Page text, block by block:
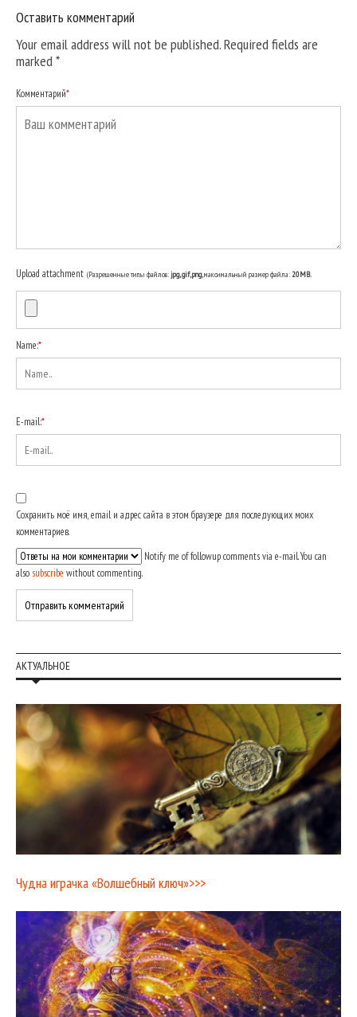
Оставить комментарий
Your email address will not be published. Required fields are
marked*
Комментарий*
Upload attachment (Разрешенные типы файлов:jpg, gif, png, максимальный размер файла:20MB.
Name:*
E-mail:*
Сохранить моё имя, email и адрес сайта в этом браузере для последующих моих
комментариев.
Notify me of followup comments via e-mail. You can
also subscribe without commenting.
АКТУАЛЬНОЕ
Чудна играчка «Волшебный ключ»>>>